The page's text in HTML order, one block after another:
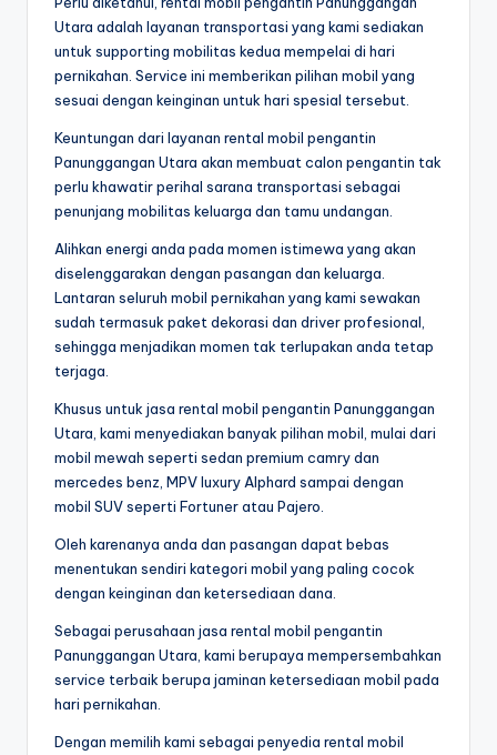
Utara adalah layanan transportasi yang kami sediakan
untuk supporting mobilitas kedua mempelai di hari
pernikahan. Service ini memberikan pilihan mobil yang
sesuai dengan keinginan untuk hari spesial tersebut.
Keuntungan dari layanan rental mobil pengantin
Panunggangan Utara akan membuat calon pengantin tak
perlu khawatir perihal sarana transportasi sebagai
penunjang mobilitas keluarga dan tamu undangan.
Alihkan energi anda pada momen istimewa yang akan
diselenggarakan dengan pasangan dan keluarga.
Lantaran seluruh mobil pernikahan yang kami sewakan
sudah termasuk paket dekorasi dan driver profesional,
sehingga menjadikan momen tak terlupakan anda tetap
terjaga.
Khusus untuk jasa rental mobil pengantin Panunggangan
Utara, kami menyediakan banyak pilihan mobil, mulai dari
mobil mewah seperti sedan premium camry dan
mercedes benz, MPV luxury Alphard sampai dengan
mobil SUV seperti Fortuner atau Pajero.
Oleh karenanya anda dan pasangan dapat bebas
menentukan sendiri kategori mobil yang paling cocok
dengan keinginan dan ketersediaan dana.
Sebagai perusahaan jasa rental mobil pengantin
Panunggangan Utara, kami berupaya mempersembahkan
service terbaik berupa jaminan ketersediaan mobil pada
hari pernikahan.
Dengan memilih kami sebagai penyedia rental mobil